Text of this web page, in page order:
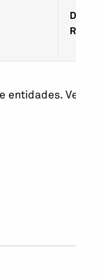
Data
Rating
entidades. Veja